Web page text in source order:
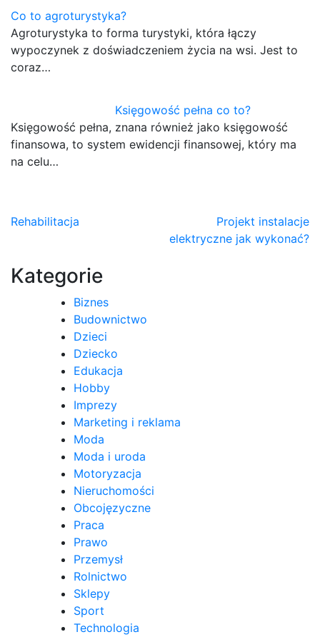
Co to agroturystyka?
Agroturystyka to forma turystyki, która łączy
wypoczynek z doświadczeniem życia na wsi. Jest to
coraz…
Księgowość pełna co to?
Księgowość pełna, znana również jako księgowość
finansowa, to system ewidencji finansowej, który ma
na celu…
Nawigacja
Rehabilitacja
Projekt instalacje
elektryczne jak wykonać?
Kategorie
Biznes
Budownictwo
Dzieci
Dziecko
Edukacja
Hobby
Imprezy
Marketing i reklama
Moda
Moda i uroda
Motoryzacja
Nieruchomości
Obcojęzyczne
Praca
Prawo
Przemysł
Rolnictwo
Sklepy
Sport
Technologia